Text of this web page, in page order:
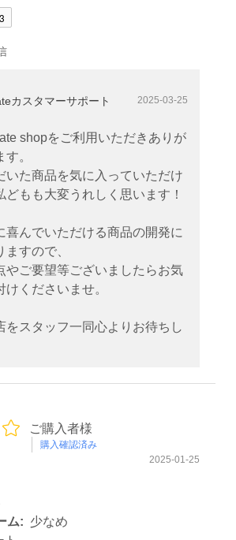
3
カスタマーサポート 2025-03-25
shopをご利用いただきありが
。
いた商品を気に入っていただけ
どもも大変うれしく思います！
喜んでいただける商品の開発に
すので、
やご要望等ございましたらお気
くださいませ。
をスタッフ一同心よりお待ちし
ご購入者様
購入確認済み
2025-01-25
ム: 少なめ